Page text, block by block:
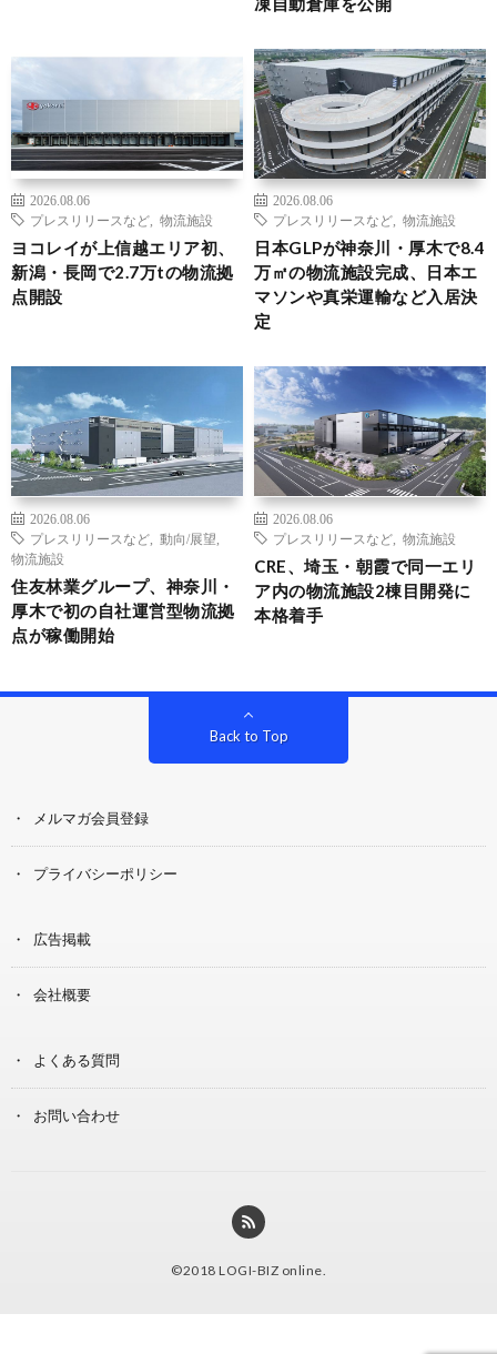
2026.08.06
プレスリリースなど
物流施設
ヨコレイが上信越エリア初、
新潟・長岡で2.7万tの物流拠
点開設
2026.08.06
プレスリリースなど
物流施設
日本GLPが神奈川・厚木で8.4
万㎡の物流施設完成、日本エ
マソンや真栄運輸など入居決
定
2026.08.06
プレスリリースなど
動向/展望
物流施設
住友林業グループ、神奈川・
厚木で初の自社運営型物流拠
点が稼働開始
2026.08.06
プレスリリースなど
物流施設
CRE、埼玉・朝霞で同一エリ
ア内の物流施設2棟目開発に
本格着手
Back to Top
メルマガ会員登録
プライバシーポリシー
広告掲載
会社概要
よくある質問
お問い合わせ
©2018 LOGI-BIZ online